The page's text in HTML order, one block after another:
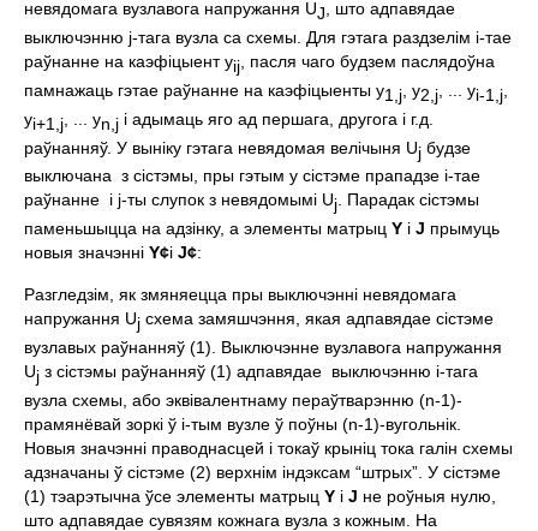
невядомага вузлавога напружання UJ, што адпавядае
выключэнню j-тага вузла са схемы. Для гэтага раздзелiм i-тае
раўнанне на каэфiцыент yij , пасля чаго будзем паслядоўна
памнажаць гэтае раўнанне на каэфiцыенты y1,j , y2,j , ... yi-1,j
yi+1,j , ... yn,j i адымаць яго ад першага, другога i г.д.
раўнанняў. У вынiку гэтага невядомая велiчыня Uj будзе
выключана з сiстэмы, пры гэтым у сiстэме прападзе i-тае
раўнанне i j-ты слупок з невядомымi Uj. Парадак сiстэмы
паменьшыцца на адзiнку, а элементы матрыц Y i J прымуць
новыя значэннi Y¢i J¢:
Разгледзiм, як змяняецца пры выключэннi невядомага
напружання Uj схема замяшчэння, якая адпавядае сiстэме
вузлавых раўнанняў (1). Выключэнне вузлавога напружання
Uj з сiстэмы раўнанняў (1) адпавядае выключэнню i-тага
вузла схемы, або эквiвалентнаму пераўтварэнню (n-1)-
прамянёвай зоркi ў i-тым вузле ў поўны (n-1)-вугольнiк.
Новыя значэннi праводнасцей i токаў крынiц тока галiн схемы
адзначаны ў сiстэме (2) верхнiм iндэксам “штрых”. У сiстэме
(1) тэарэтычна ўсе элементы матрыц Y i J не роўныя нулю,
што адпавядае сувязям кожнага вузла з кожным. На